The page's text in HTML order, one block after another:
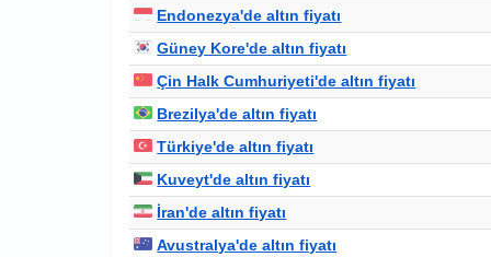
Endonezya'de altın fiyatı
Güney Kore'de altın fiyatı
Çin Halk Cumhuriyeti'de altın fiyatı
Brezilya'de altın fiyatı
Türkiye'de altın fiyatı
Kuveyt'de altın fiyatı
İran'de altın fiyatı
Avustralya'de altın fiyatı